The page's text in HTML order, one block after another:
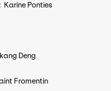
Karine Ponties
Deng
Fromentin